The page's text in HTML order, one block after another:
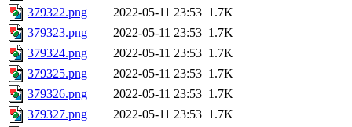
379322.png
2022-05-11 23:53 1.7K
379323.png
2022-05-11 23:53 1.7K
379324.png
2022-05-11 23:53 1.7K
379325.png
2022-05-11 23:53 1.7K
379326.png
2022-05-11 23:53 1.7K
379327.png
2022-05-11 23:53 1.7K